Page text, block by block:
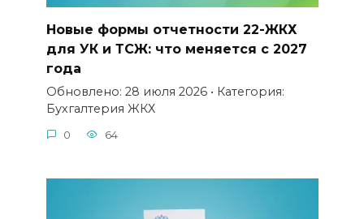
Новые формы отчетности 22-ЖКХ
для УК и ТСЖ: что меняется с 2027
года
Обновлено: 28 июля 2026 • Категория:
Бухгалтерия ЖКХ
0 64